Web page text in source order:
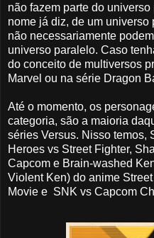
não fazem parte do
nome já diz, de um
não necessariamente
universo paralelo. Caso
do conceito de multiversos
Marvel ou na série Dragon
Até o momento, os
categoria, são a maioria
séries Versus. Nisso temos,
Heroes vs Street Fighter,
Capcom e Brain-washed
Violent Ken) do anime
Movie e SNK vs Capcom